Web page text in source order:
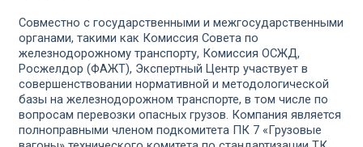
Совместно с государственными и межгосударственными
органами, такими как Комиссия Совета по
железнодорожному транспорту, Комиссия ОСЖД,
Росжелдор (ФАЖТ), Экспертный Центр участвует в
совершенствовании нормативной и методологической
базы на железнодорожном транспорте, в том числе по
вопросам перевозки опасных грузов. Компания является
полноправными членом подкомитета ПК 7 «Грузовые